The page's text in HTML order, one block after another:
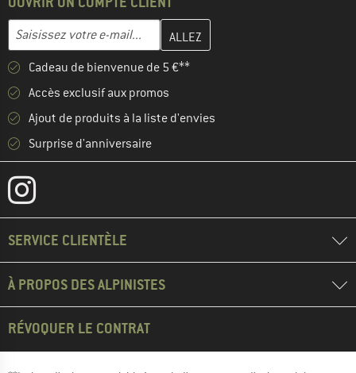
Adresse e-mail
Entrez votre adresse e-mail ici et créez votre compte client à la
Cadeau de bienvenue de 5 €**
Accès exclusif aux promos
Ajout de produits à la liste d'envies
Surprise d'anniversaire
SERVICE CLIENTÈLE
À PROPOS DES ALPINISTES
RÉVOQUER LE CONTRAT